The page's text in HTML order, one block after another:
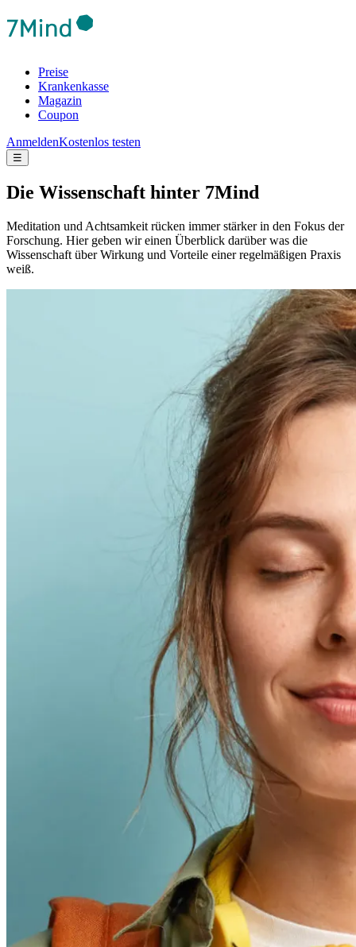
Preise
Krankenkasse
Magazin
Coupon
AnmeldenKostenlos testen
☰
Die Wis­sen­schaft hinter 7Mind
Meditation und Achtsamkeit rücken immer stärker in den Fokus der
Forschung. Hier geben wir einen Überblick darüber was die
Wissenschaft über Wirkung und Vorteile einer regelmäßigen Praxis
weiß.